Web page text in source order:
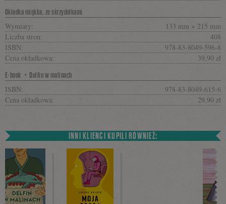
Okładka miękka, ze skrzydełkami
Wymiary:
133 mm × 215 mm
Liczba stron:
408
ISBN:
978-83-8049-596-8
Cena okładkowa:
39,90 zł
E-book・Delfin w malinach
ISBN:
978-83-8049-615-6
Cena okładkowa:
29,90 zł
INNI KLIENCI KUPILI RÓWNIEŻ: